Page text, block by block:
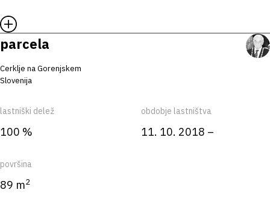
parcela
Cerklje na Gorenjskem
Slovenija
lastniški delež
100 %
obdobje lastništva
11. 10. 2018 –
površina
89 m2